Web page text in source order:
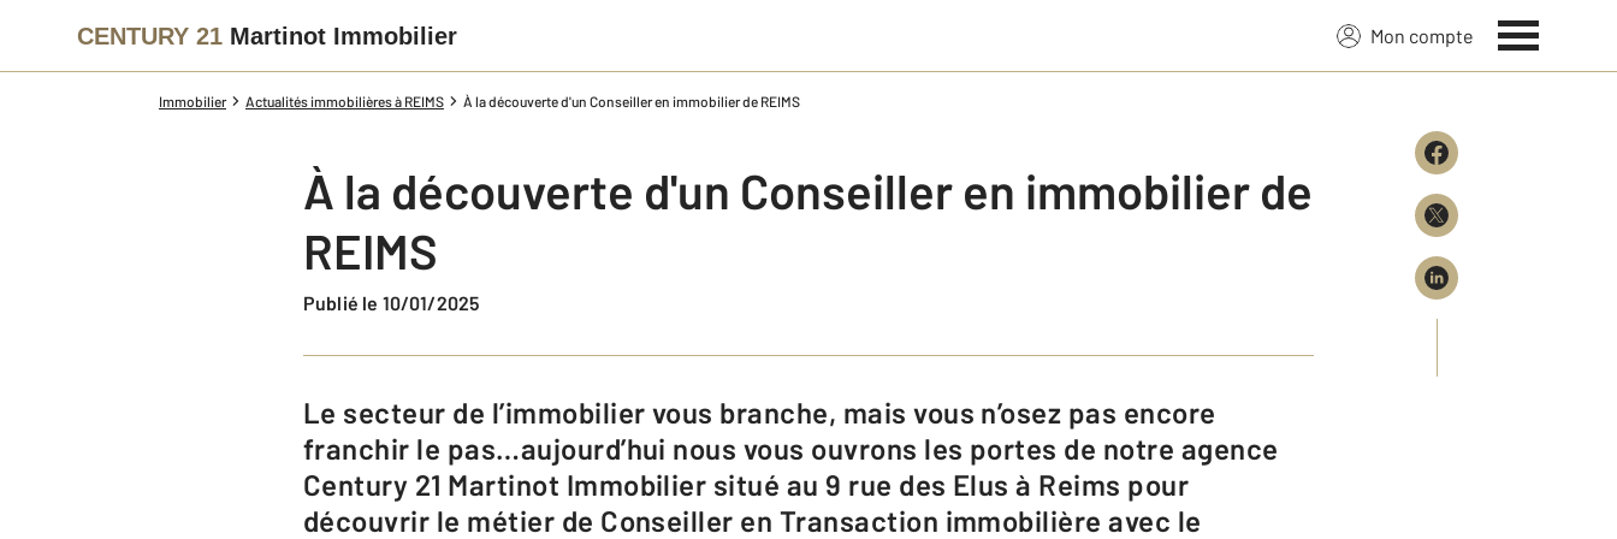
CENTURY 21 Martinot Immobilier Mon compte
Immobilier Actualités immobilières à REIMS À la découverte d'un Conseiller en immobilier de REIMS
À la découverte d'un Conseiller en immobilier de
REIMS
Publié le 10/01/2025
Le secteur de l’immobilier vous branche, mais vous n’osez pas encore
franchir le pas…aujourd’hui nous vous ouvrons les portes de notre agence
Century 21 Martinot Immobilier situé au 9 rue des Elus à Reims pour
découvrir le métier de Conseiller en Transaction immobilière avec le